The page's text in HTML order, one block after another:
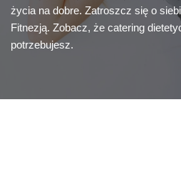
życia na dobre. Zatroszcz się o
Fitnezją. Zobacz, że catering
potrzebujesz.